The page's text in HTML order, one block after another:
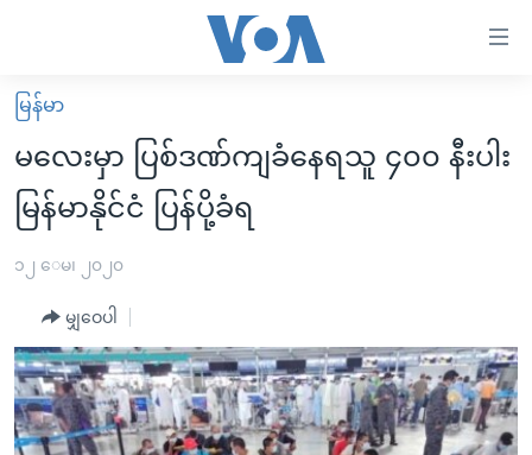
လွယ်ကူ
စေ
သည့်
Link
များ
အကြောင်းအရာ
သို့
ကျော်
ကြည့်
မူလစာမျက်နှာ
မြန်မာ
ကမ္ဘာ့သတင်းများ
အစ္စရေး-ပါလက်စတိုင်း
ရပ်ဝန်းတခု လမ်းတခု အလွန်
အင်္ဂလိပ်စာလေ့လာမယ်
အမေရိကန်သုံးအီဒီယံ
အပတ်စဉ်ကဏ္ဍများ
မြန်မာ
မလေးမှာ ပြစ်ဒဏ်ကျခံနေရသူ ၄၀၀ နီးပါး
မြန်မာနိုင်ငံ ပြန်ပို့ခံရ
၁၂ ေမ၊ ၂၀၂၀
မျှဝေပါ